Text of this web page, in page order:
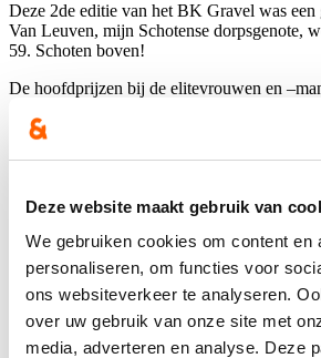
Deze website maakt gebruik van
We gebruiken cookies om content en
personaliseren, om functies voor
ons websiteverkeer te analyseren.
over uw gebruik van onze site met
media, adverteren en analyse. Deze
Deze 2de editie van het BK Gravel was
Van Leuven, mijn Schotense dorpsgenote,
59. Schoten boven!
De hoofdprijzen bij de elitevrouwen en
Hou me op de hoogte
Ontvang mijn nieuwsbrief.
E-mailadres
Postcode
Ja, ik wens de nieuwsbrief van Annelies
bovenstaand mailadres*